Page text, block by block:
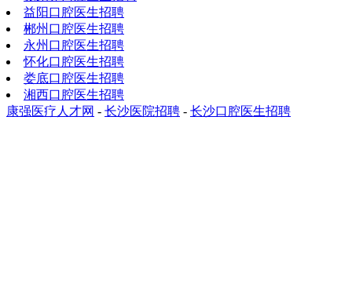
益阳口腔医生招聘
郴州口腔医生招聘
永州口腔医生招聘
怀化口腔医生招聘
娄底口腔医生招聘
湘西口腔医生招聘
康强医疗人才网 - 长沙医院招聘 - 长沙口腔医生招聘